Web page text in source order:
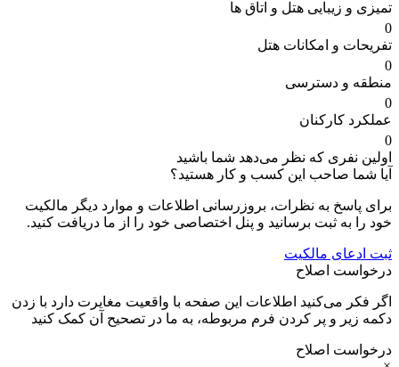
تمیزی و زیبایی هتل و اتاق ها
0
تفریحات و امکانات هتل
0
منطقه و دسترسی
0
عملکرد کارکنان
0
اولین نفری که نظر می‌دهد شما باشید
آیا شما صاحب این کسب و کار هستید؟
برای پاسخ به نظرات، بروزرسانی اطلاعات و موارد دیگر مالکیت
خود را به ثبت برسانید و پنل اختصاصی خود را از ما دریافت کنید.
ثبت ادعای مالکیت
درخواست اصلاح
اگر فکر می‌کنید اطلاعات این صفحه با واقعیت مغایرت دارد با زدن
دکمه زیر و پر کردن فرم مربوطه، به ما در تصحیح آن کمک کنید
درخواست اصلاح